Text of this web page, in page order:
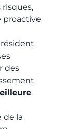
risques,
proactive
des
de la